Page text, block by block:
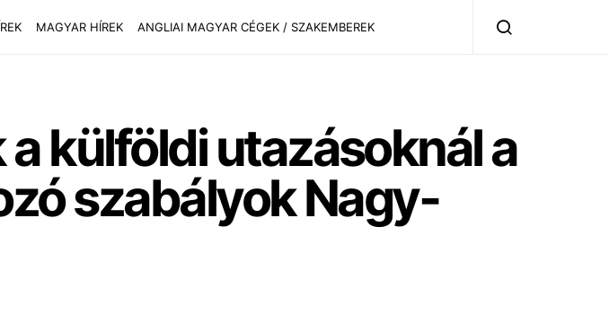
MAGYAR HÍREK ANGLIAI MAGYAR CÉGEK / SZAKEMBEREK
külföldi utazásoknál a
szabályok Nagy-